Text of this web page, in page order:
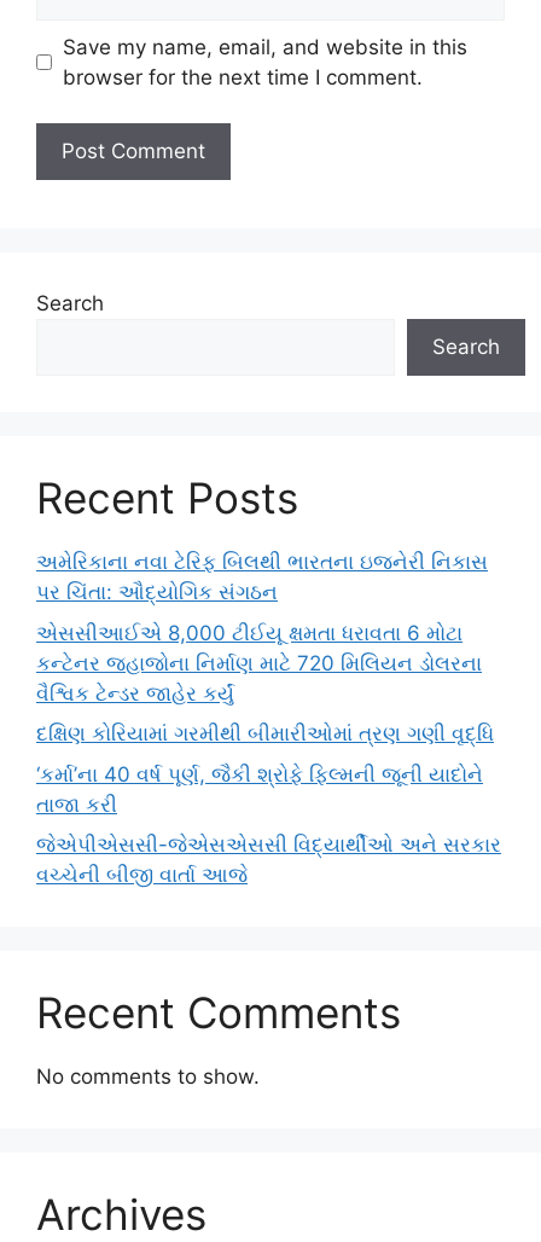
Save my name, email, and website in this
browser for the next time I comment.
Search
Search
Recent Posts
અમેરિકાના નવા ટેરિફ બિલથી ભારતના ઇજનેરી નિકાસ
પર ચિંતા: ઔદ્યોગિક સંગઠન
એસસીઆઈએ 8,000 ટીઈયૂ ક્ષમતા ધરાવતા 6 મોટા
કન્ટેનર જહાજોના નિર્માણ માટે 720 મિલિયન ડોલરના
વૈશ્વિક ટેન્ડર જાહેર કર્યું
દક્ષિણ કોરિયામાં ગરમીથી બીમારીઓમાં ત્રણ ગણી વૃદ્ધિ
‘કર્મા’ના 40 વર્ષ પૂર્ણ, જૈકી શ્રોફે ફિલ્મની જૂની યાદોને
તાજા કરી
જેએપીએસસી-જેએસએસસી વિદ્યાર્થીઓ અને સરકાર
વચ્ચેની બીજી વાર્તા આજે
Recent Comments
No comments to show.
Archives